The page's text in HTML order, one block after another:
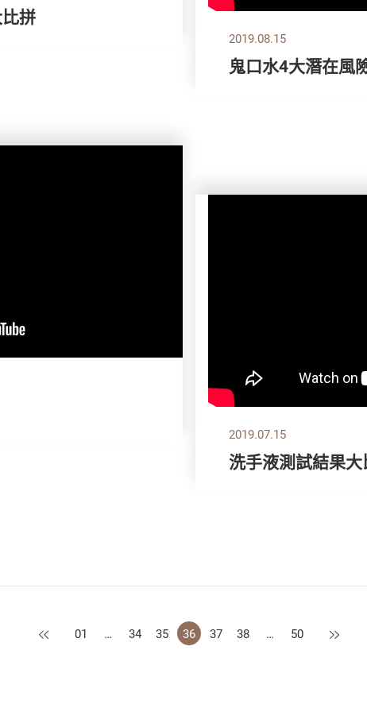
拼
2019.08.15
鬼口水4大潛在風
2019.07.15
洗手液測試結果大
上一頁
01 … 34 35 36 37 38 … 50 下一頁